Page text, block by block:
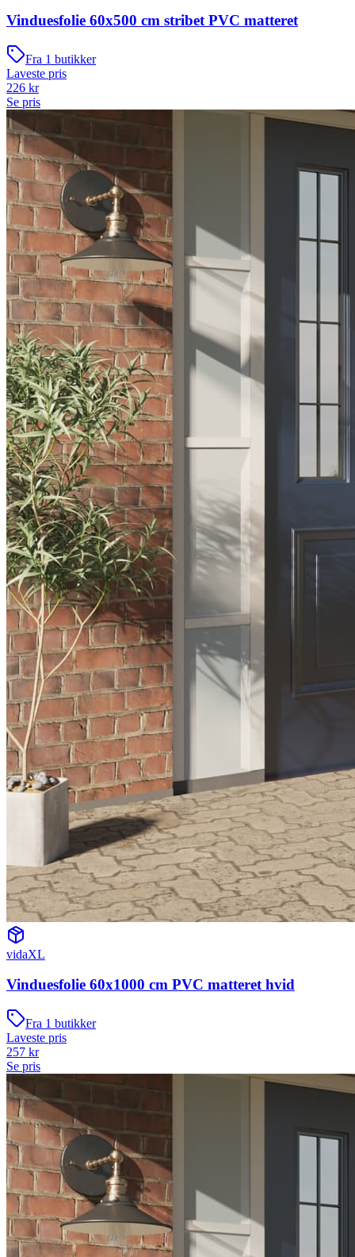
Vinduesfolie 60x500 cm stribet PVC matteret
Fra 1 butikker
Laveste pris
226 kr
Se pris
vidaXL
Vinduesfolie 60x1000 cm PVC matteret hvid
Fra 1 butikker
Laveste pris
257 kr
Se pris